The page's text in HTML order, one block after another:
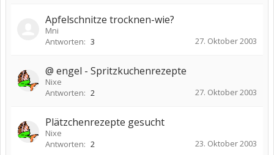
Apfelschnitze trocknen-wie?
Mni
Antworten: 3 27. Oktober 2003
@ engel - Spritzkuchenrezepte
Nixe
Antworten: 2 27. Oktober 2003
Plätzchenrezepte gesucht
Nixe
Antworten: 2 23. Oktober 2003